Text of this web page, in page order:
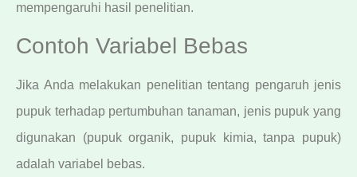
mempengaruhi hasil penelitian.
Contoh Variabel Bebas
Jika Anda melakukan penelitian tentang pengaruh jenis
pupuk terhadap pertumbuhan tanaman, jenis pupuk yang
digunakan (pupuk organik, pupuk kimia, tanpa pupuk)
adalah variabel bebas.